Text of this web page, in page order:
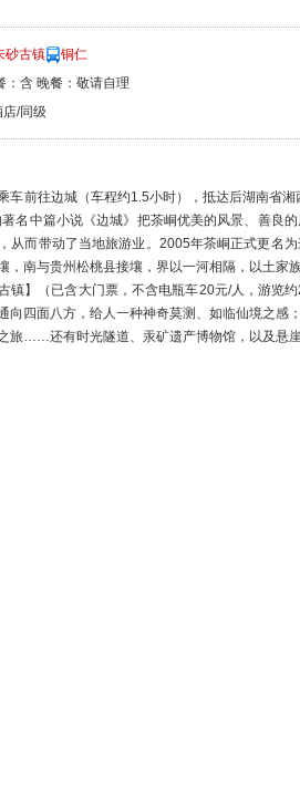
砂古镇
铜仁
：含 晚餐：敬请自理
/同级
车前往边城（车程约1.5小时），抵达后湖南省
名中篇小说《边城》把茶峒优美的风景、善良
从而带动了当地旅游业。2005年茶峒正式更名
，南与贵州松桃县接壤，界以一河相隔，以土
】（已含大门票，不含电瓶车20元/人，游览
向四面八方，给人一种神奇莫测、如临仙境之
旅……还有时光隧道、汞矿遗产博物馆，以及悬